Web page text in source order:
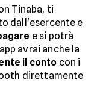
Tinaba, ti
dall'esercente e
e si potrà
avrai anche la
il conto con i
direttamente